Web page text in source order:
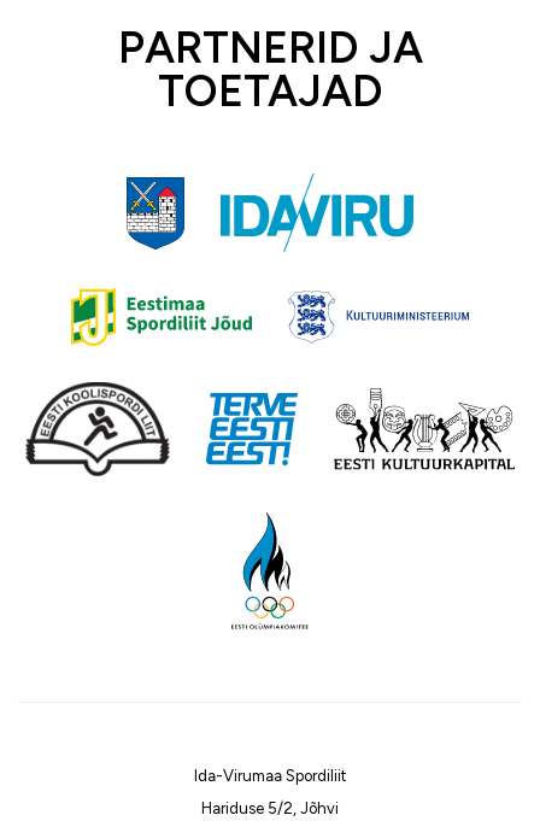
PARTNERID JA
TOETAJAD
Ida-Virumaa Spordiliit
Hariduse 5/2, Jõhvi